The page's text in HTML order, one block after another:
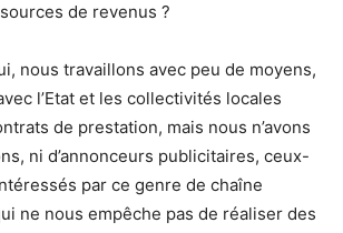
de revenus ?
nous travaillons avec peu de moyens,
l’Etat et les collectivités locales
de prestation, mais nous n’avons
ni d’annonceurs publicitaires, ceux-
par ce genre de chaîne
ne nous empêche pas de réaliser des